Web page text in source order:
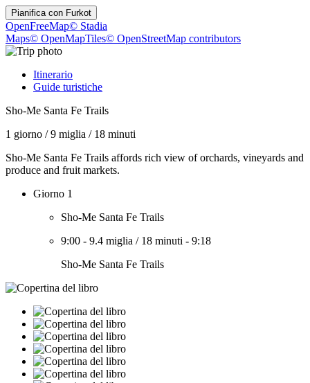
Pianifica con Furkot
OpenFreeMap© Stadia
Maps© OpenMapTiles© OpenStreetMap contributors
Itinerario
Guide turistiche
Sho-Me Santa Fe Trails
1 giorno /9 miglia / 18 minuti
Sho-Me Santa Fe Trails affords rich view of orchards, vineyards and
produce and fruit markets.
Giorno 1
Sho-Me Santa Fe Trails
9:00 - 9.4 miglia / 18 minuti - 9:18
Sho-Me Santa Fe Trails